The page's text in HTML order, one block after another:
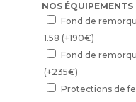
NOS
Fond de
1.58 (+190€)
Fond de
(+235€)
Protections de